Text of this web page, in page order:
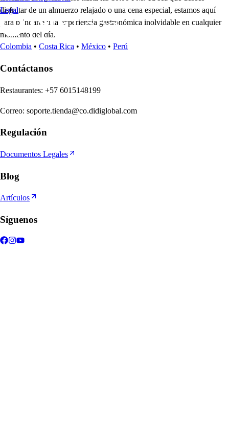
disfrutar de un almuerzo relajado o una cena especial, estamos aquí
para brindarte una experiencia gastronómica inolvidable en cualquier
momento del día.
Legal
Colombia • Costa Rica • México • Perú
Contáctanos
Restaurantes: +57 6015148199
Correo: soporte.tienda@co.didiglobal.com
Regulación
Documentos Legales
Blog
Artículos
Síguenos